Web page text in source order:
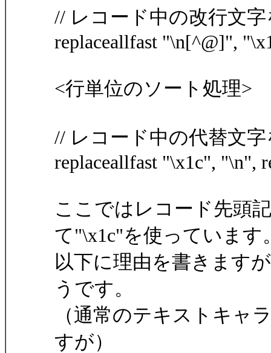
// レコード中の改行文
replaceallfast "\n[^@]",
<行単位のソート処理>
// レコード中の代替文
replaceallfast "\x1c", "\n",
ここではレコード先頭
て"\x1c"を使っています
以下に理由を書きます
うです。
（通常のテキストキャ
すが）